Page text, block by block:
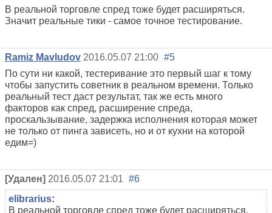
В реальной торговле спред тоже будет расширяться.
Значит реальные тики - самое точное тестирование.
Ramiz Mavludov 2016.05.07 21:00 #5
По сути ни какой, тестеривание это первый шаг к тому
чтобы запустить советник в реальном времени. Только
реальный тест даст результат, так же есть много
факторов как спред, расширение спреда,
проскальзывание, задержка исполнения которая может
не только от пинга зависеть, но и от кухни на которой
едим=)
[Удален] 2016.05.07 21:01 #6
elibrarius:
В реальной торговле спред тоже будет расширяться.